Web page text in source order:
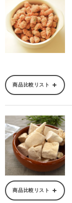
商品比較リスト
商品比較リスト